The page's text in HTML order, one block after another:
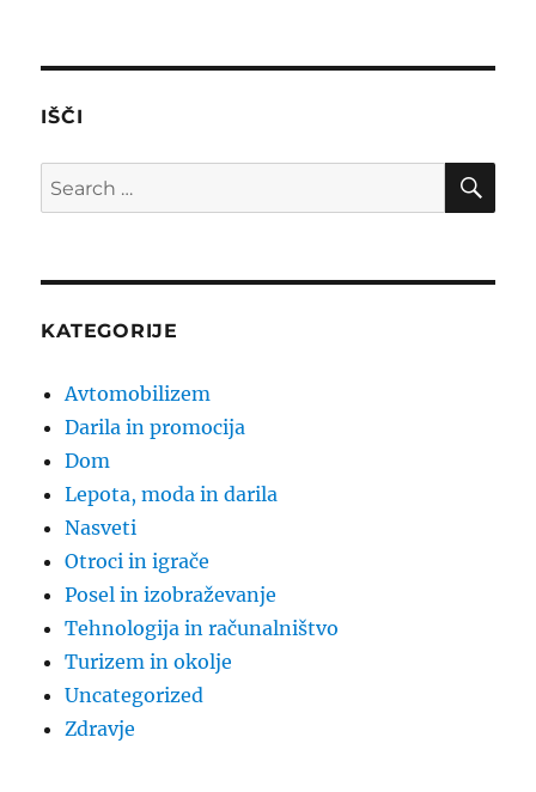
IŠČI
Search
for:
KATEGORIJE
Avtomobilizem
Darila in promocija
Dom
Lepota, moda in darila
Nasveti
Otroci in igrače
Posel in izobraževanje
Tehnologija in računalništvo
Turizem in okolje
Uncategorized
Zdravje